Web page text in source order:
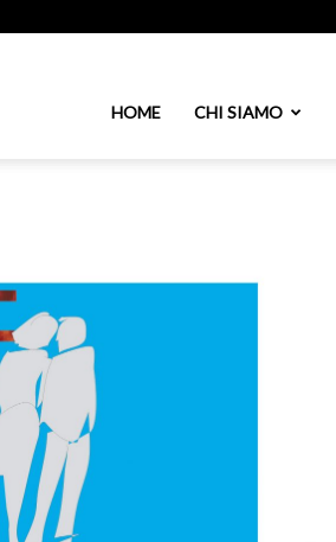
HOME CHI SIAMO